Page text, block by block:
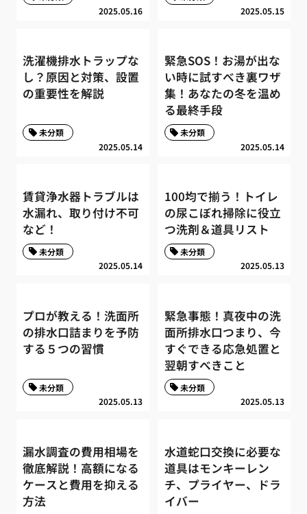
2025.05.16 2025.05.15
洗濯機排水トラップな
し？原因と対策、設置
の重要性を解説
2025.05.14
未分類
緊急SOS！お湯が出な
い時に試すべき裏ワザ
集！あなたの冬を温め
る最終手段
2025.05.14
未分類
賃貸浄水器トラブルは
水漏れ、取り付け不可
など！
2025.05.14
未分類
100均で揃う！トイレ
の尿こぼれ掃除に役立
つ洗剤＆道具リスト
2025.05.13
未分類
プロが教える！洗面所
の排水口詰まりを予防
する５つの習慣
2025.05.13
未分類
緊急事態！真夜中の洗
面所排水口つまり、今
すぐできる応急処置と
翌朝すべきこと
2025.05.13
未分類
漏水調査の費用相場を
徹底解説！高額になる
ケースと費用を抑える
方法
水道蛇口交換に必要な
道具はモンキーレン
チ、プライヤー、ドラ
イバー